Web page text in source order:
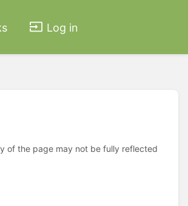
Log in
of the page may not be fully reflected